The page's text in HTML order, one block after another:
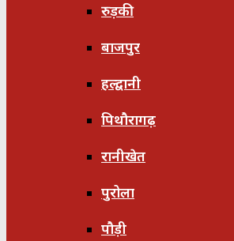
रुड़की
बाजपुर
हल्द्वानी
पिथौरागढ़
रानीखेत
पुरोला
पौड़ी